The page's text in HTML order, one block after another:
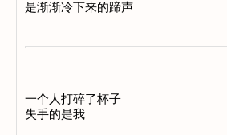
一个人打碎了杯子
失手的是我